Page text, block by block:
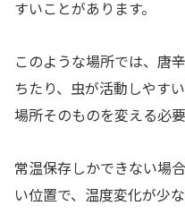
すいことがあります。
このような場所では、唐
ちたり、虫が活動しやす
場所そのものを変える必要
常温保存しかできない場
い位置で、温度変化が少